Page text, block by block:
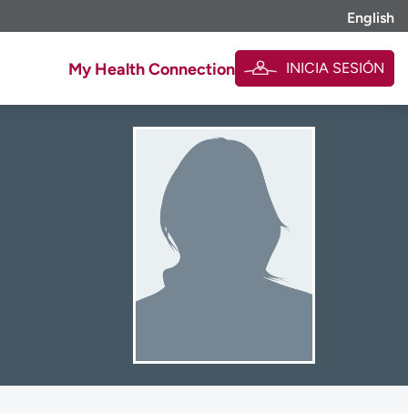
English
My Health Connection INICIA SESIÓN